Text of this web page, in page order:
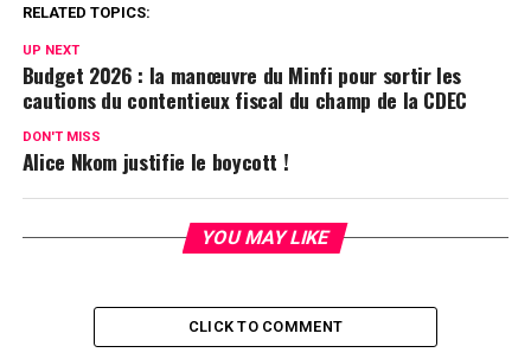
RELATED TOPICS:
UP NEXT
Budget 2026 : la manœuvre du Minfi pour sortir les
cautions du contentieux fiscal du champ de la CDEC
DON'T MISS
Alice Nkom justifie le boycott !
YOU MAY LIKE
CLICK TO COMMENT